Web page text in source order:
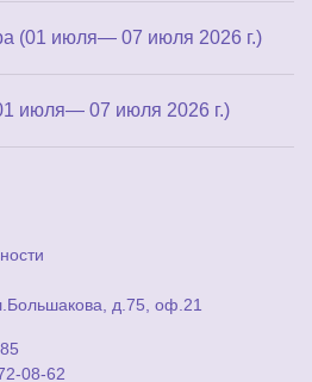
(01 июля— 07 июля 2026 г.)
июля— 07 июля 2026 г.)
д.75, оф.21
08-62